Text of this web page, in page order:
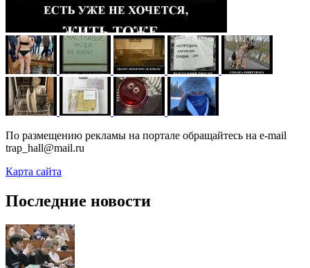
По размещению рекламы на портале обращайтесь на e-mail
trap_hall@mail.ru
Карта сайта
Последние новости